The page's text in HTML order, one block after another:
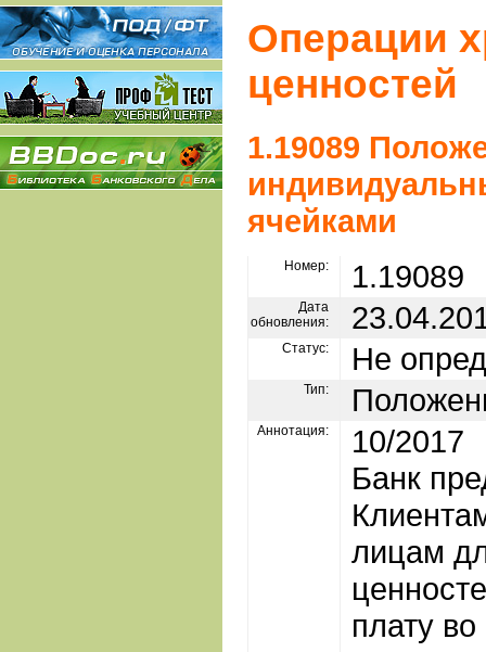
Операции
ценностей
1.19089
ячейками
Номер: 1.19089
Дата
обновления:
Статус: Не
Тип:
Аннотация:
10/2017
Банк
лицам
плату